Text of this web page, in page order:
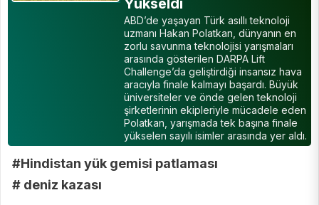
Yükseldi
ABD’de yaşayan Türk asıllı teknoloji
uzmanı Hakan Polatkan, dünyanın en
zorlu savunma teknolojisi yarışmaları
arasında gösterilen DARPA Lift
Challenge’da geliştirdiği insansız hava
aracıyla finale kalmayı başardı. Büyük
üniversiteler ve önde gelen teknoloji
şirketlerinin ekipleriyle mücadele eden
Polatkan, yarışmada tek başına finale
yükselen sayılı isimler arasında yer aldı.
#Hindistan yük gemisi patlaması
# deniz kazası